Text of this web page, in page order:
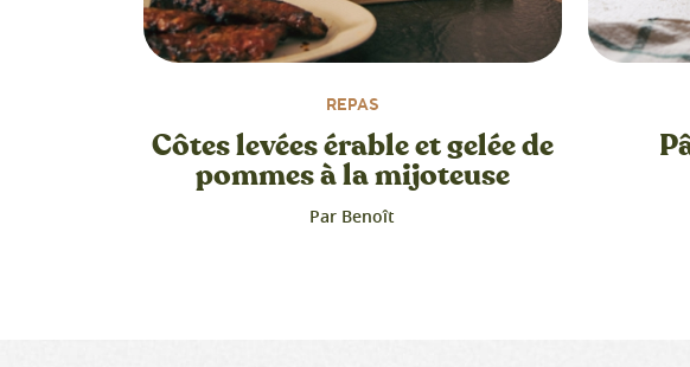
REPAS
Côtes levées érable et gelée de
pommes à la mijoteuse
Par Benoît